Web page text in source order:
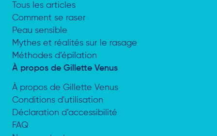
Tous les articles
Comment se raser
Peau sensible
Mythes et réalités sur le rasage
Méthodes d’épilation
À propos de Gillette Venus
À propos de Gillette Venus
Conditions d'utilisation
Déclaration d’accessibilité
FAQ